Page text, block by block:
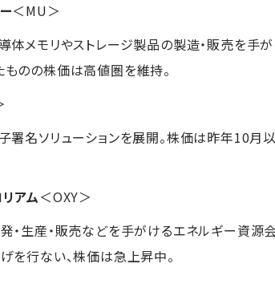
＜MU＞
体メモリやストレージ製品の製造・販売を手
のの株価は高値圏を維持。
署名ソリューションを展開。株価は昨年10月
アム＜OXY＞
・生産・販売などを手がけるエネルギー資
を行ない、株価は急上昇中。